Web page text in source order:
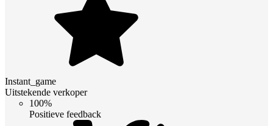
Instant_game
Uitstekende verkoper
100%
Positieve feedback